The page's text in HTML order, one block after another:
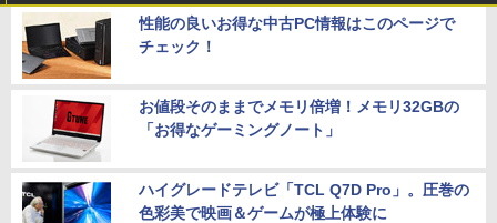
性能の良いお得な中古PC情報はこのページで
チェック！
お値段そのままでメモリ倍増！メモリ32GBの
「お得なゲーミングノート」
ハイグレードテレビ「TCL Q7D Pro」。圧巻の
色彩美で映画＆ゲームが極上体験に